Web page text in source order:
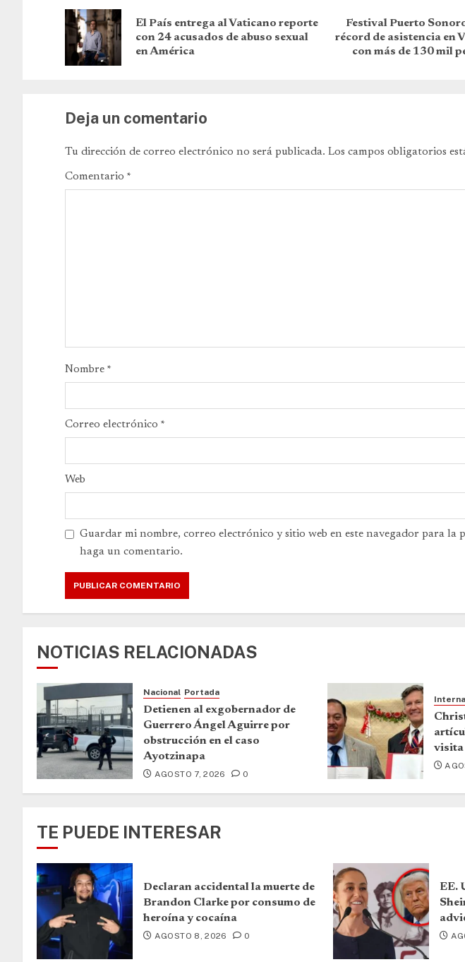
El País entrega al Vaticano reporte
con 24 acusados de abuso sexual
en América
Festival Puerto
récord de asistencia en
con más de 130 mil
Deja un comentario
Tu dirección de correo electrónico no será publicada. Los campos obligatorios
Comentario *
Nombre *
Correo electrónico *
Web
Guardar mi nombre, correo electrónico y sitio web en este navegador para la
haga un comentario.
NOTICIAS RELACIONADAS
Nacional Portada
Detienen al exgobernador de
Guerrero Ángel Aguirre por
obstrucción en el caso
Ayotzinapa
AGOSTO 7, 2026 0
visita
TE PUEDE INTERESAR
Declaran accidental la muerte de
Brandon Clarke por consumo de
heroína y cocaína
AGOSTO 8, 2026 0
EE.